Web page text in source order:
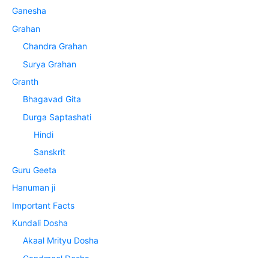
Ganesha
Grahan
Chandra Grahan
Surya Grahan
Granth
Bhagavad Gita
Durga Saptashati
Hindi
Sanskrit
Guru Geeta
Hanuman ji
Important Facts
Kundali Dosha
Akaal Mrityu Dosha